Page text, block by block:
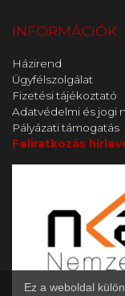
Ez a weboldal
INFORMÁCIÓK
Házirend
Ügyfélszolgálat
Fizetési tájékoztató
Adatvédelmi és jogi
Pályázati támogatás
Feliratkozás